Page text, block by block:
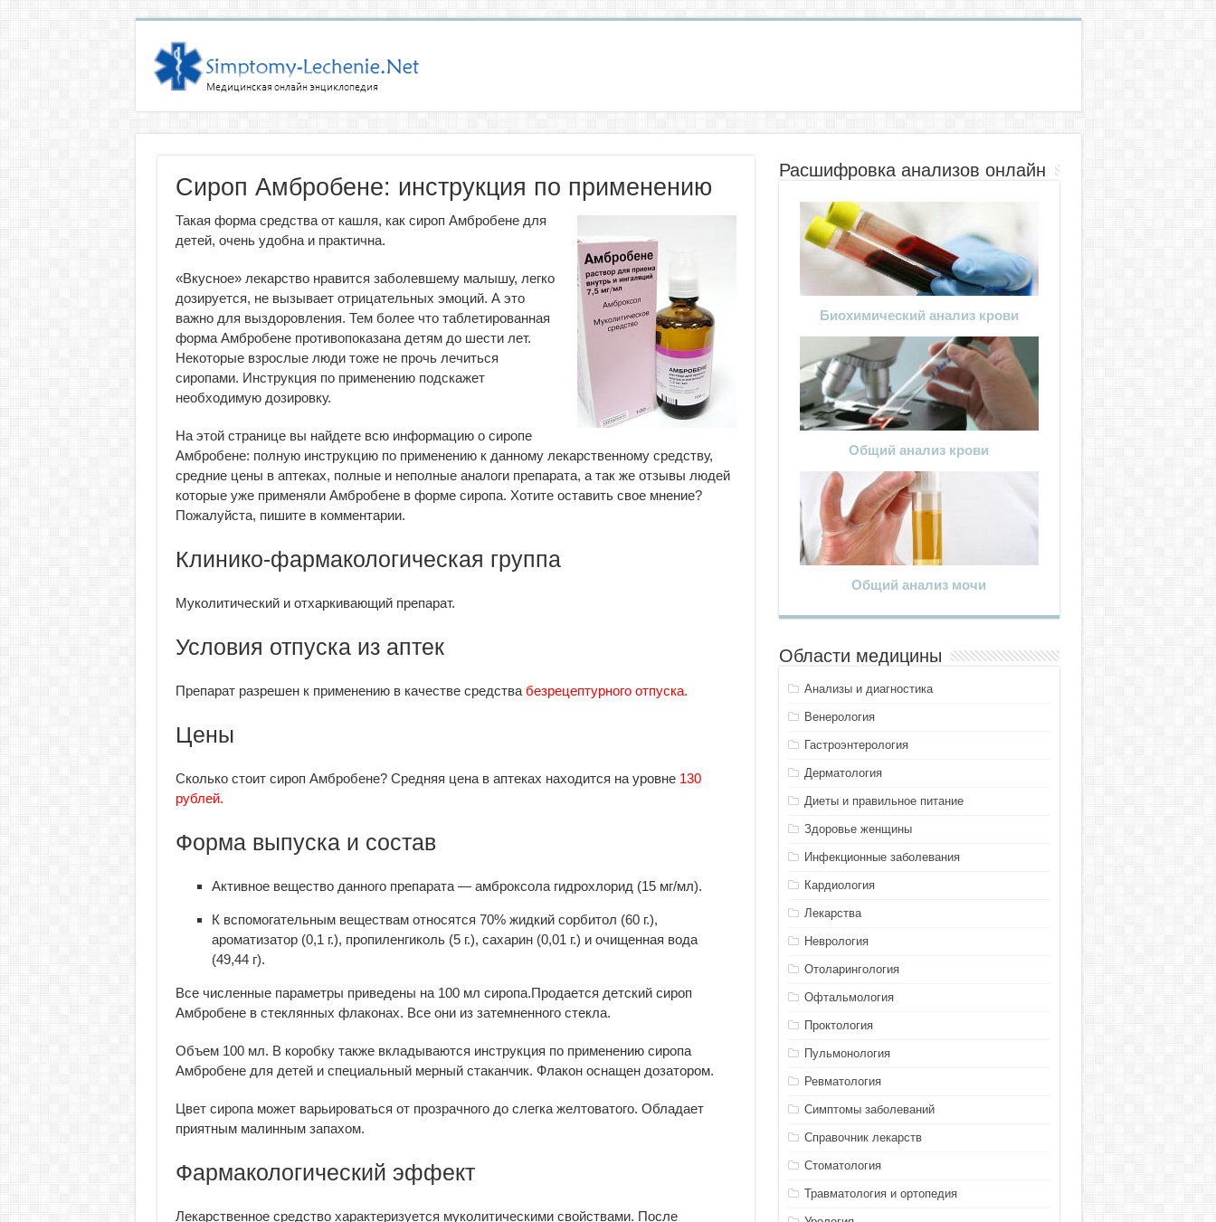
Сироп Амбробене: инструкция по применению
Такая форма средства от кашля, как сироп Амбробене для
детей, очень удобна и практична.
«Вкусное» лекарство нравится заболевшему малышу, легко
дозируется, не вызывает отрицательных эмоций. А это
важно для выздоровления. Тем более что таблетированная
форма Амбробене противопоказана детям до шести лет.
Некоторые взрослые люди тоже не прочь лечиться
сиропами. Инструкция по применению подскажет
необходимую дозировку.
На этой странице вы найдете всю информацию о сиропе
Амбробене: полную инструкцию по применению к данному лекарственному средству,
средние цены в аптеках, полные и неполные аналоги препарата, а так же отзывы людей
которые уже применяли Амбробене в форме сиропа. Хотите оставить свое мнение?
Пожалуйста, пишите в комментарии.
Клинико-фармакологическая группа
Муколитический и отхаркивающий препарат.
Условия отпуска из аптек
Препарат разрешен к применению в качестве средства безрецептурного отпуска.
Цены
Сколько стоит сироп Амбробене? Средняя цена в аптеках находится на уровне 130
рублей.
Форма выпуска и состав
Активное вещество данного препарата — амброксола гидрохлорид (15 мг/мл).
К вспомогательным веществам относятся 70% жидкий сорбитол (60 г.),
ароматизатор (0,1 г.), пропиленгиколь (5 г.), сахарин (0,01 г.) и очищенная вода
(49,44 г).
Все численные параметры приведены на 100 мл сиропа.Продается детский сироп
Амбробене в стеклянных флаконах. Все они из затемненного стекла.
Объем 100 мл. В коробку также вкладываются инструкция по применению сиропа
Амбробене для детей и специальный мерный стаканчик. Флакон оснащен дозатором.
Цвет сиропа может варьироваться от прозрачного до слегка желтоватого. Обладает
приятным малинным запахом.
Фармакологический эффект
Лекарственное средство характеризуется муколитическими свойствами. После
Расшифровка анализов онлайн
Биохимический анализ крови
Общий анализ крови
Общий анализ мочи
Области медицины
Анализы и диагностика
Венерология
Гастроэнтерология
Дерматология
Диеты и правильное питание
Здоровье женщины
Инфекционные заболевания
Кардиология
Лекарства
Неврология
Отоларингология
Офтальмология
Проктология
Пульмонология
Ревматология
Симптомы заболеваний
Справочник лекарств
Стоматология
Травматология и ортопедия